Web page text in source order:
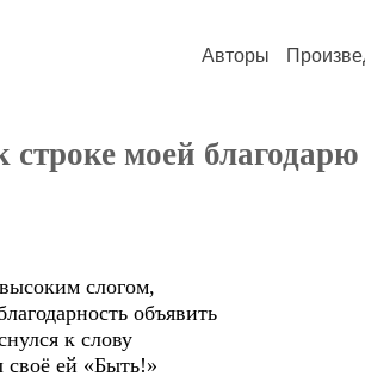
Авторы
строке моей благодарю
слогом,
объявить
к слову
ей «Быть!»